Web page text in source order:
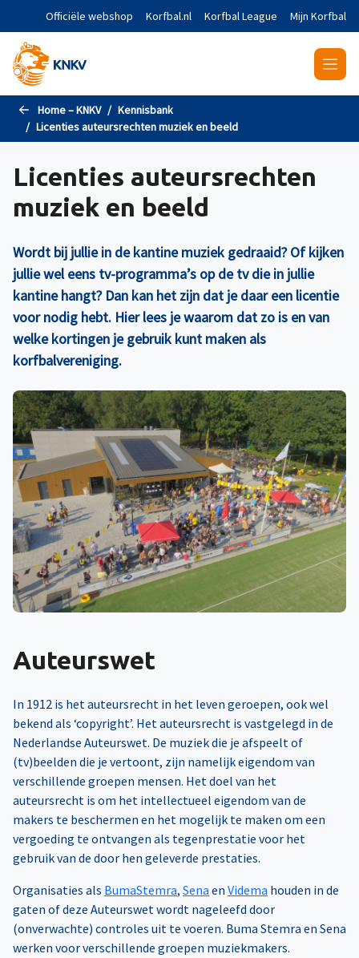
Naar de hoofdinhoud gaan
Officiële webshop Korfbal.nl Korfbal League Mijn Korfbal
Home – KNKV
Kennisbank
Licenties auteursrechten muziek en beeld
Licenties auteursrechten
muziek en beeld
Wordt bij jullie in de kantine muziek gedraaid? Of kijken
jullie wel eens tv-programma’s op de tv die in jullie
kantine hangt? Dan kan het zijn dat je daar een licentie
voor nodig hebt. Hier lees je waarom dat zo is en van
welke kortingen je gebruik kunt maken als
korfbalvereniging.
Auteurswet
In 1912 is het auteursrecht in het leven geroepen, ook wel
bekend als ‘copyright’. Het auteursrecht is vastgelegd in de
Nederlandse Auteurswet. De muziek die je afspeelt of
(tv)beelden die je vertoont, zijn namelijk eigendom van
verschillende groepen mensen. Het doel van het
auteursrecht is om het intellectueel eigendom van de
makers te beschermen en het mogelijk te maken om een
vergoeding te ontvangen als tegenprestatie voor het
gebruik van de door hen geleverde prestaties.
Organisaties als BumaStemra, Sena en Videma houden in de
gaten of deze Auteurswet wordt nageleefd door
(onverwachte) controles uit te voeren. Buma Stemra en Sena
werken voor verschillende groepen muziekmakers.